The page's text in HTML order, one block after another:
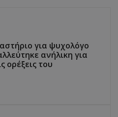
για ψυχολόγο
ανήλικη για
ορέξεις του